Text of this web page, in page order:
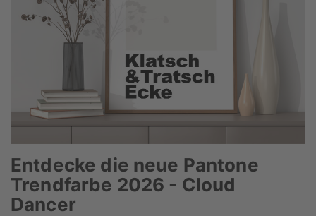
Entdecke die neue Pantone
Trendfarbe 2026 - Cloud
Dancer